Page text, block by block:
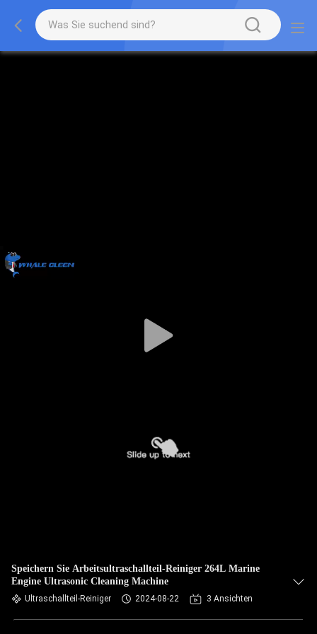
Speichern Sie Arbeitsultraschallteil-Reiniger 264L Marine
Engine Ultrasonic Cleaning Machine
Ultraschallteil-Reiniger 2024-08-22 3 Ansichten